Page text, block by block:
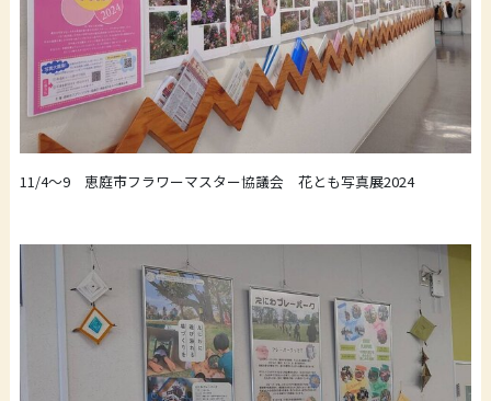
11/4～9 恵庭市フラワーマスター協議会 花とも写真展2024